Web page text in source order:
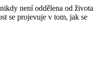
není oddělena od života
se projevuje v tom, jak se